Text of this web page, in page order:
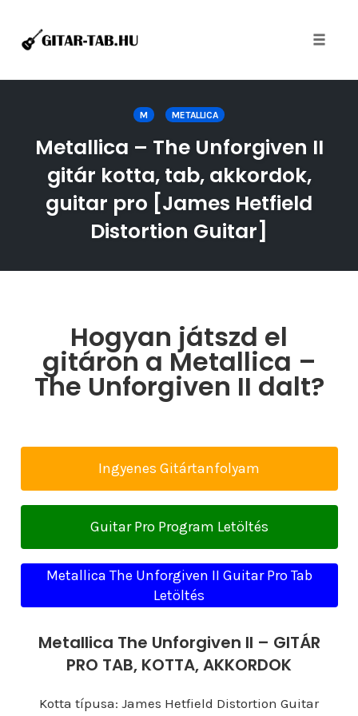
M METALLICA
Metallica – The Unforgiven II
gitár kotta, tab, akkordok,
guitar pro [James Hetfield
Distortion Guitar]
Hogyan játszd el
gitáron a Metallica –
The Unforgiven II dalt?
Ingyenes Gitártanfolyam
Guitar Pro Program Letöltés
Metallica The Unforgiven II Guitar Pro Tab
Letöltés
Metallica The Unforgiven II – GITÁR
PRO TAB, KOTTA, AKKORDOK
Kotta típusa: James Hetfield Distortion Guitar